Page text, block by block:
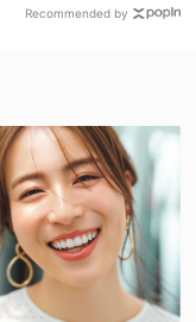
Recommended by